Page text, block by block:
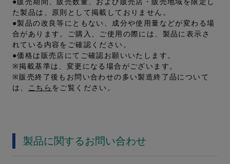
●販売期間、販売数量、および販売店・販売地域を限定し
た製品は、原則として掲載しておりません。
●製品の改良等にともない、成分や使用量などが変わる場
合があります。ご購入、ご使用の際には、製品に表示さ
れている内容をご確認ください。
●価格は販売店にてご確認お願いいたします。
※掲載基準は、変更になる場合がございます。
※販売終了後もお問い合わせの多い製造終了品について
は、
こちら をご覧ください。
製品に関するお問い合わせ